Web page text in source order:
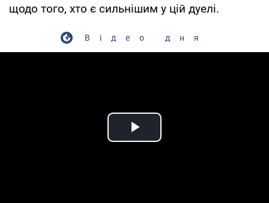
щодо того, хто є сильнішим у цій дуелі.
Відео дня
Play Video